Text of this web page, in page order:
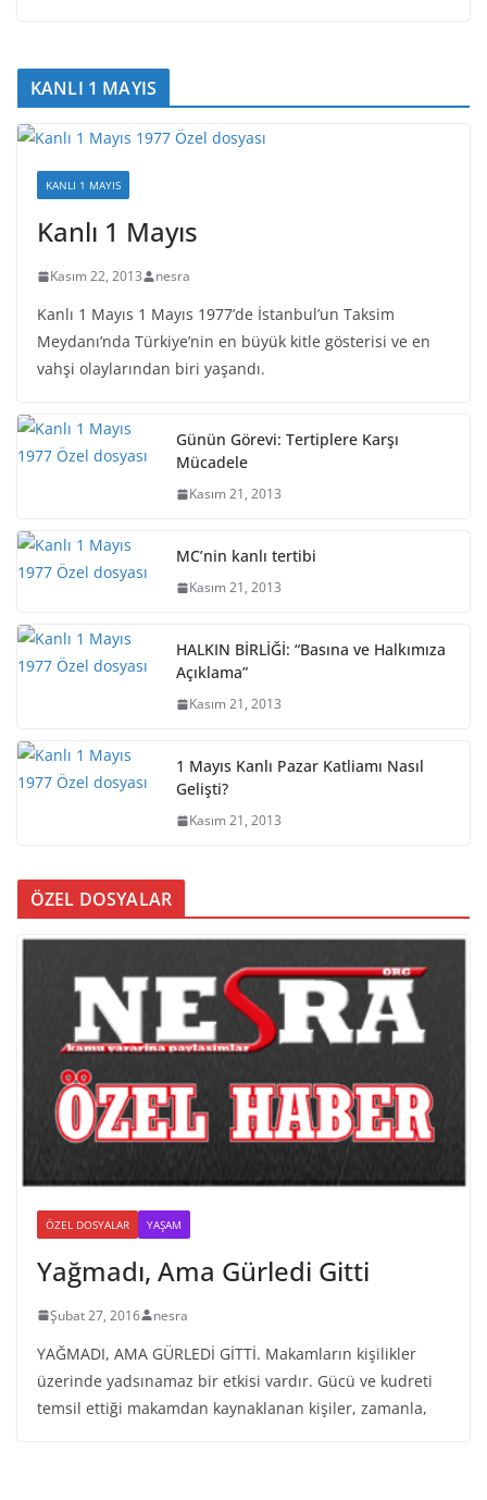
KANLI 1 MAYIS
KANLI 1 MAYIS
Kanlı 1 Mayıs
Kasım 22, 2013 nesra
Kanlı 1 Mayıs 1 Mayıs 1977’de İstanbul’un Taksim
Meydanı’nda Türkiye’nin en büyük kitle gösterisi ve en
vahşi olaylarından biri yaşandı.
Günün Görevi: Tertiplere Karşı
Mücadele
Kasım 21, 2013
MC’nin kanlı tertibi
Kasım 21, 2013
HALKIN BİRLİĞİ: “Basına ve Halkımıza
Açıklama”
Kasım 21, 2013
1 Mayıs Kanlı Pazar Katliamı Nasıl
Gelişti?
Kasım 21, 2013
ÖZEL DOSYALAR
ÖZEL DOSYALAR YAŞAM
Yağmadı, Ama Gürledi Gitti
Şubat 27, 2016 nesra
YAĞMADI, AMA GÜRLEDİ GİTTİ. Makamların kişilikler
üzerinde yadsınamaz bir etkisi vardır. Gücü ve kudreti
temsil ettiği makamdan kaynaklanan kişiler, zamanla,